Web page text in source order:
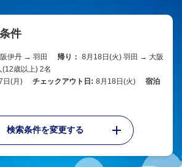
件
伊丹 → 羽田 帰り： 8月18日(火) 羽田 → 大阪
(12歳以上) 2名
日(月) チェックアウト日: 8月18日(火)
宿泊
検索条件を変更する